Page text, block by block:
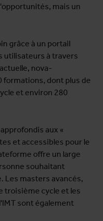
mais un
grâce à un portail
utilisateurs à travers
nova-
formations, dont plus de
et environ 280
aux «
et accessibles pour le
offre un large
souhaitant
Les masters avancés,
troisième cycle et les
sont également